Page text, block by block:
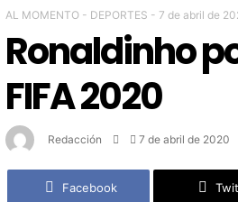
Detienen a
FIFA
AL MOMENTO - DEPORTES - 7 de abril de
Ronaldinho
FIFA 2020
Redacción 7 de abril de 2020
Facebook